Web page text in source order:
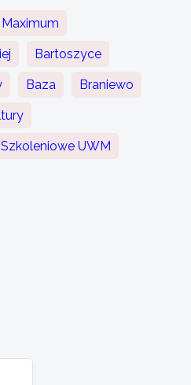
Bartoszyce
Baza Braniewo
UWM